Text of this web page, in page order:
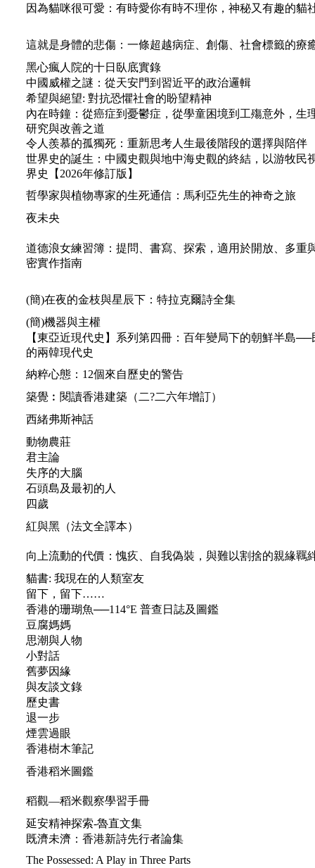
因為貓咪很可愛：有時愛你有時不理你，神秘又有趣的貓
這就是身體的悲傷：一條超越病症、創傷、社會標籤的療
黑心瘋人院的十日臥底實錄
中國威權之謎：從天安門到習近平的政治邏輯
希望與絕望: 對抗恐懼社會的盼望精神
內在時鐘：從癌症到憂鬱症，從學童困境到工殤意外，生
研究與改善之道
令人羨慕的孤獨死：重新思考人生最後階段的選擇與陪伴
世界史的誕生：中國史觀與地中海史觀的終結，以游牧民
界史【2026年修訂版】
哲學家與植物專家的生死通信：馬利亞先生的神奇之旅
夜未央
道德浪女練習簿：提問、書寫、探索，適用於開放、多重
密實作指南
(簡)在夜的金枝與星辰下：特拉克爾詩全集
(簡)機器與主權
【東亞近現代史】系列第四冊：百年變局下的朝鮮半島
的兩韓現代史
納粹心態：12個來自歷史的警告
築覺︰閱讀香港建築（二?二六年增訂）
西緒弗斯神話
動物農莊
君主論
失序的大腦
石頭島及最初的人
四歲
紅與黑（法文全譯本）
向上流動的代價：愧疚、自我偽裝，與難以割捨的親緣羈
貓書: 我現在的人類室友
留下，留下……
香港的珊瑚魚──114°E 普查日誌及圖鑑
豆腐媽媽
思潮與人物
小對話
舊夢因緣
與友談文錄
歷史書
退一步
煙雲過眼
香港樹木筆記
香港稻米圖鑑
稻觀—稻米觀察學習手冊
延安精神探索-魯直文集
既濟未濟：香港新詩先行者論集
The Possessed: A Play in Three Parts